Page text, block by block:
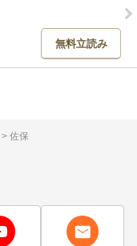
無料立読み
佐保